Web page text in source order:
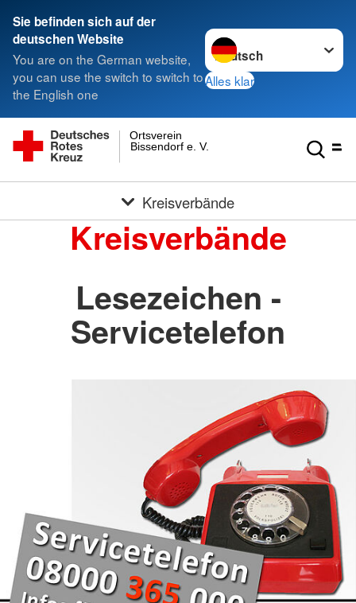
Sie befinden sich auf der
deutschen Website
You are on the German website,
you can use the switch to switch to
the English one
Sprache wechseln zu
Alles klar
Bissendorf e. V.
Ortsverein
Kreisverbände
Kreisverbände
Lesezeichen -
Servicetelefon